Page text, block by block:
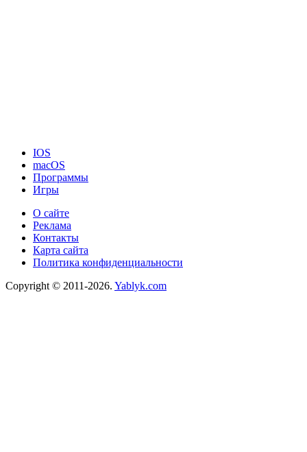
IOS
macOS
Программы
Игры
О сайте
Реклама
Контакты
Карта сайта
Политика конфиденциальности
Copyright © 2011-2026. Yablyk.сom